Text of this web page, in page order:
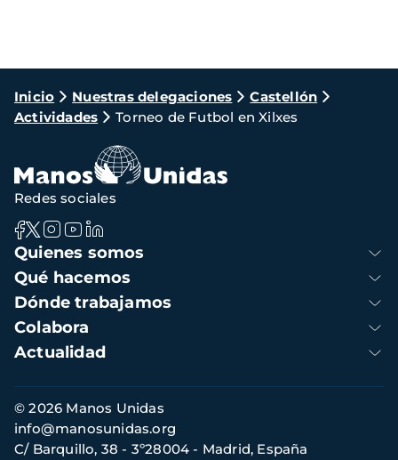
Ruta
de
navegación
Inicio Nuestras delegaciones
Castellón
Actividades
Torneo de Futbol en Xilxes
Navegación
principal
Quienes somos
Qué hacemos
Dónde trabajamos
Colabora
Actualidad
Redes sociales
Información
de
contacto
© 2026 Manos Unidas
C/ Barquillo, 38 - 3º28004 - Madrid, España
info@manosunidas.org